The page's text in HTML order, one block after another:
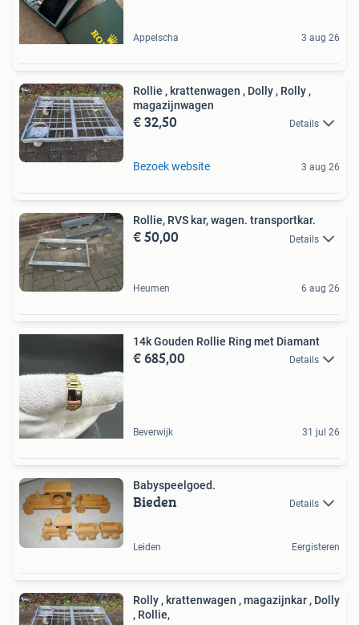
Appelscha 3 aug 26
Rollie , krattenwagen , Dolly , Rolly ,
magazijnwagen
€ 32,50 Details
Bezoek website 3 aug 26
Rollie, RVS kar, wagen. transportkar.
€ 50,00 Details
Heumen 6 aug 26
14k Gouden Rollie Ring met Diamant
€ 685,00 Details
Beverwijk 31 jul 26
Babyspeelgoed.
Bieden Details
Leiden Eergisteren
Rolly , krattenwagen , magazijnkar , Dolly
, Rollie,